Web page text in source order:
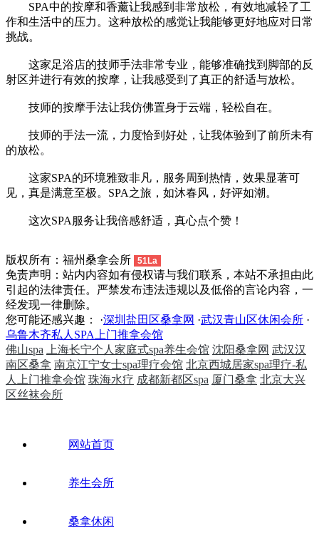
SPA中的按摩和香薰让我感到非常放松，有效地减轻了工
作和生活中的压力。这种放松的感觉让我能够更好地应对日常
挑战。
这家足浴店的技师手法非常专业，能够准确找到脚部的反
射区并进行有效的按摩，让我感受到了真正的舒适与放松。
技师的按摩手法让我仿佛置身于云端，轻松自在。
技师的手法一流，力度恰到好处，让我体验到了前所未有
的放松。
这家SPA的环境雅致非凡，服务周到热情，效果显著可
见，真是满意至极。SPA之旅，如沐春风，好评如潮。
这次SPA服务让我倍感舒适，真心点个赞！
版权所有：福州桑拿会所 51La
免责声明：站内内容如有侵权请与我们联系，本站不承担由此
引起的法律责任。严禁发布违法违规以及低俗的言论内容，一
经发现一律删除。
您可能还感兴趣： ·深圳盐田区桑拿网 ·武汉青山区休闲会所 ·
乌鲁木齐私人SPA上门推拿会馆
佛山spa 上海长宁个人家庭式spa养生会馆 沈阳桑拿网 武汉汉
南区桑拿 南京江宁女士spa理疗会馆 北京西城居家spa理疗-私
人上门推拿会馆 珠海水疗 成都新都区spa 厦门桑拿 北京大兴
区丝袜会所
网站首页
养生会所
桑拿休闲